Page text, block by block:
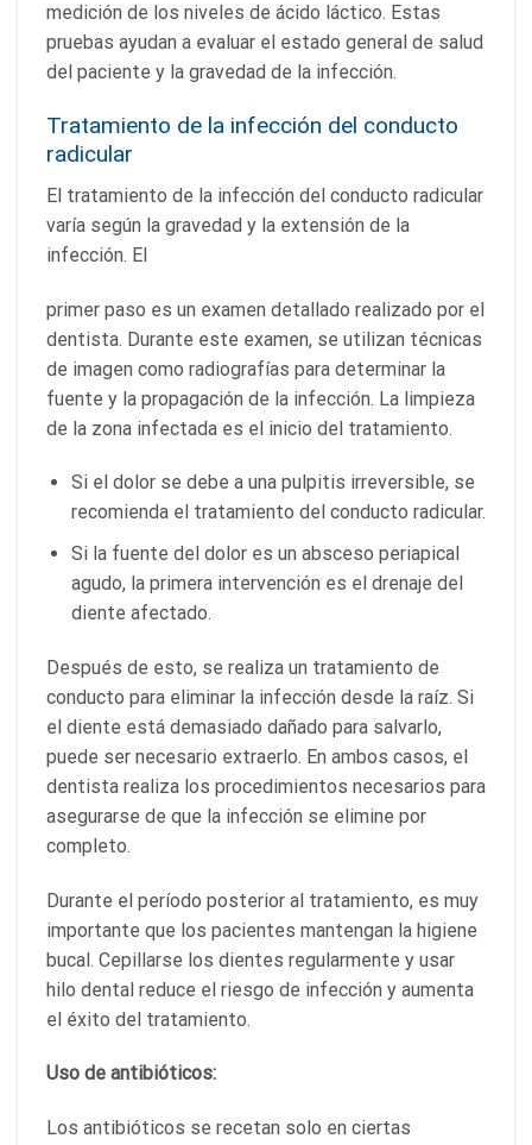
medición de los niveles de ácido láctico. Estas
pruebas ayudan a evaluar el estado general de salud
del paciente y la gravedad de la infección.
Tratamiento de la infección del conducto
radicular
El tratamiento de la infección del conducto radicular
varía según la gravedad y la extensión de la
infección. El
primer paso es un examen detallado realizado por el
dentista. Durante este examen, se utilizan técnicas
de imagen como radiografías para determinar la
fuente y la propagación de la infección. La limpieza
de la zona infectada es el inicio del tratamiento.
Si el dolor se debe a una pulpitis irreversible, se
recomienda el tratamiento del conducto radicular.
Si la fuente del dolor es un absceso periapical
agudo, la primera intervención es el drenaje del
diente afectado.
Después de esto, se realiza un tratamiento de
conducto para eliminar la infección desde la raíz. Si
el diente está demasiado dañado para salvarlo,
puede ser necesario extraerlo. En ambos casos, el
dentista realiza los procedimientos necesarios para
asegurarse de que la infección se elimine por
completo.
Durante el período posterior al tratamiento, es muy
importante que los pacientes mantengan la higiene
bucal. Cepillarse los dientes regularmente y usar
hilo dental reduce el riesgo de infección y aumenta
el éxito del tratamiento.
Uso de antibióticos:
Los antibióticos se recetan solo en ciertas